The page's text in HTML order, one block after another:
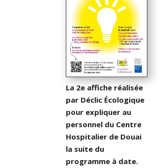
La 2e affiche réalisée
par Déclic Écologique
pour expliquer au
personnel du Centre
Hospitalier de Douai
la suite du
programme à date.